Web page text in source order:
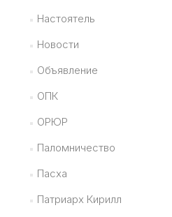
Настоятель
Новости
Объявление
ОПК
ОРЮР
Паломничество
Пасха
Патриарх Кирилл